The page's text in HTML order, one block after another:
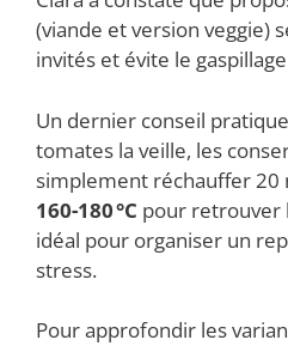
(viande et version veggie)
invités et évite le
Un dernier conseil
tomates la veille, les
simplement réchauffer 20
160-180 °C pour
idéal pour organiser un
stress.
Pour approfondir les